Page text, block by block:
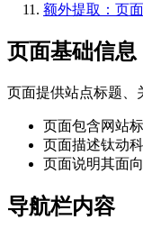
额外提取：页
页面基础信息
页面提供站点标题、
页面包含网站标
页面描述钛动
页面说明其面
导航栏内容